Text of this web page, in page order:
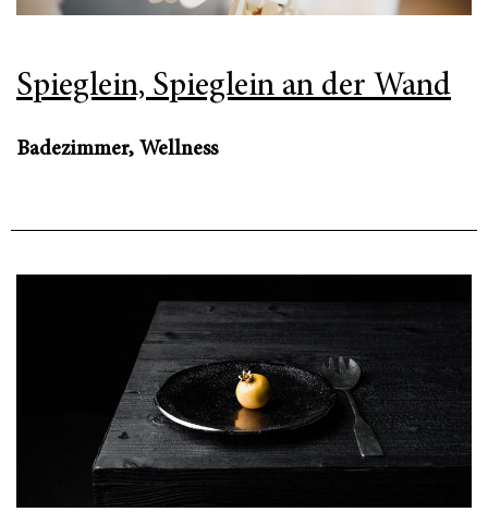
Spieglein, Spieglein an der Wand
Badezimmer, Wellness